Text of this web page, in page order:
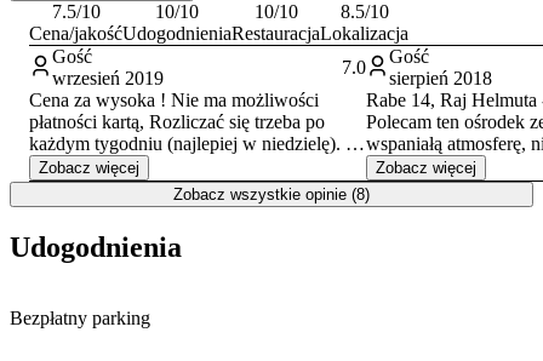
7.5/10
Cena/jakość
10/10
Udogodnienia
10/10
Restauracja
8.5/10
Lokalizacja
Gość
wrzesień 2019
7.0
Cena za wysoka ! Nie ma możliwości
płatności kartą, Rozliczać się trzeba po
każdym tygodniu (najlepiej w niedzielę).
Bliskie sąsiedztwo drogi (słychać
przejeżdżające samochody na trasie
Ustrzyki Dolne - Ustrzyki Górne). Brak
dyspozycji, jeżeli jest duża grupa na
Gospodyni nie miała czasu nam gotować.
Zobacz więcej
Gość
sierpień 2018
Rabe 14, Raj
Polecam ten ośrodek
wspaniałą atmosferę,
życzliwość i pomoc
usytuowanie z dala od
jak również swoisty
Zobacz więcej
Zobacz wszystkie opinie (8)
Udogodnienia
Bezpłatny parking